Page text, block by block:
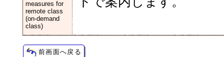
measures for
remote class
(on-demand
class)